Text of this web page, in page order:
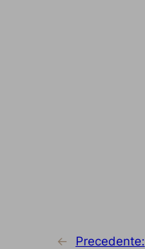
←
Precedente: